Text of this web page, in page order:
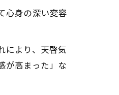
心身の深い変容
により、天啓気
が高まった」な